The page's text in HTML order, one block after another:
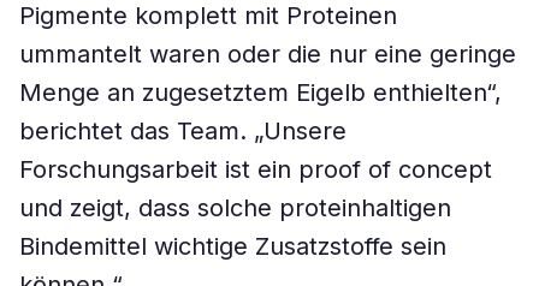
Pigmente komplett mit Proteinen
ummantelt waren oder die nur eine geringe
Menge an zugesetztem Eigelb enthielten“,
berichtet das Team. „Unsere
Forschungsarbeit ist ein proof of concept
und zeigt, dass solche proteinhaltigen
Bindemittel wichtige Zusatzstoffe sein